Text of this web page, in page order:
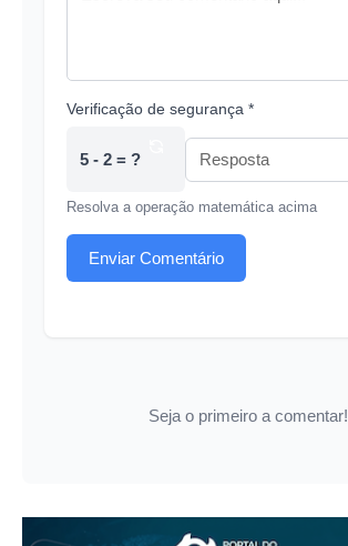
Verificação de segurança *
5 - 2 = ?
Resolva a operação matemática acima
Enviar Comentário
Seja o primeiro a comentar!